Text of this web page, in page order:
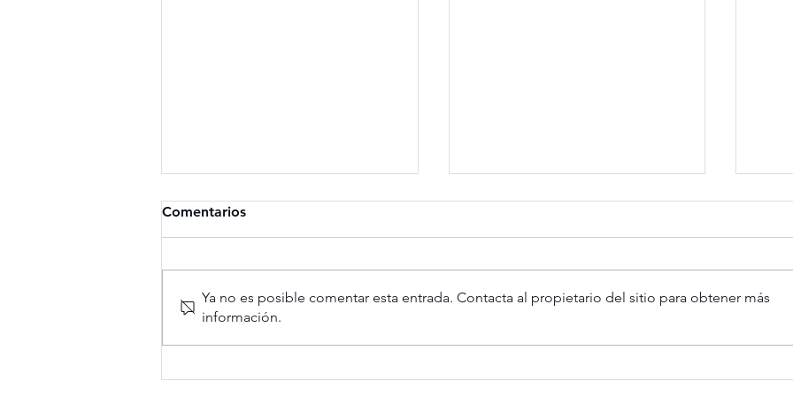
EL Well Living de Somium
Suiters adquiere su primer
Comentarios
Ya no es posible comentar esta entrada. Contacta al propietario del sitio para obtener más
información.